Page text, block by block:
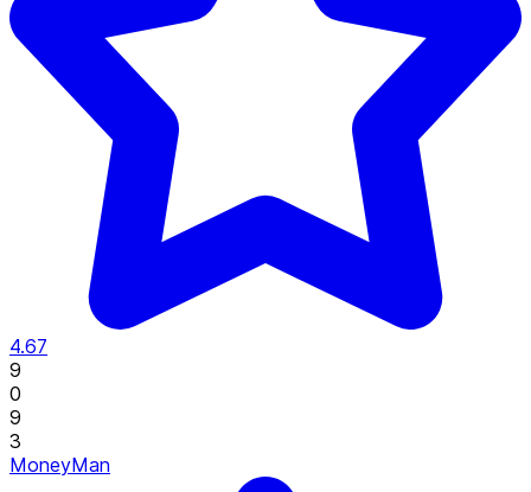
4.67
9
0
9
3
MoneyMan